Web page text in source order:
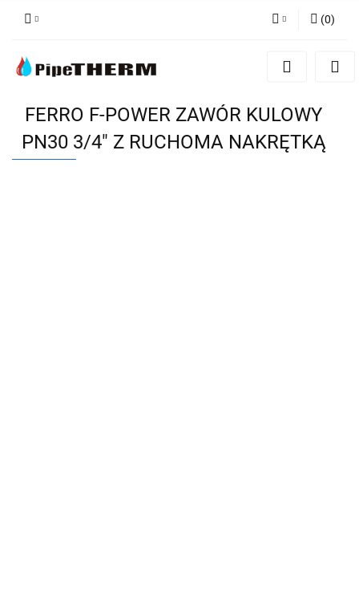
Zaloguj się
Dodaj zgłoszenie
(0)
FERRO F-POWER ZAWÓR KULOWY
PN30 3/4" Z RUCHOMA NAKRĘTKĄ